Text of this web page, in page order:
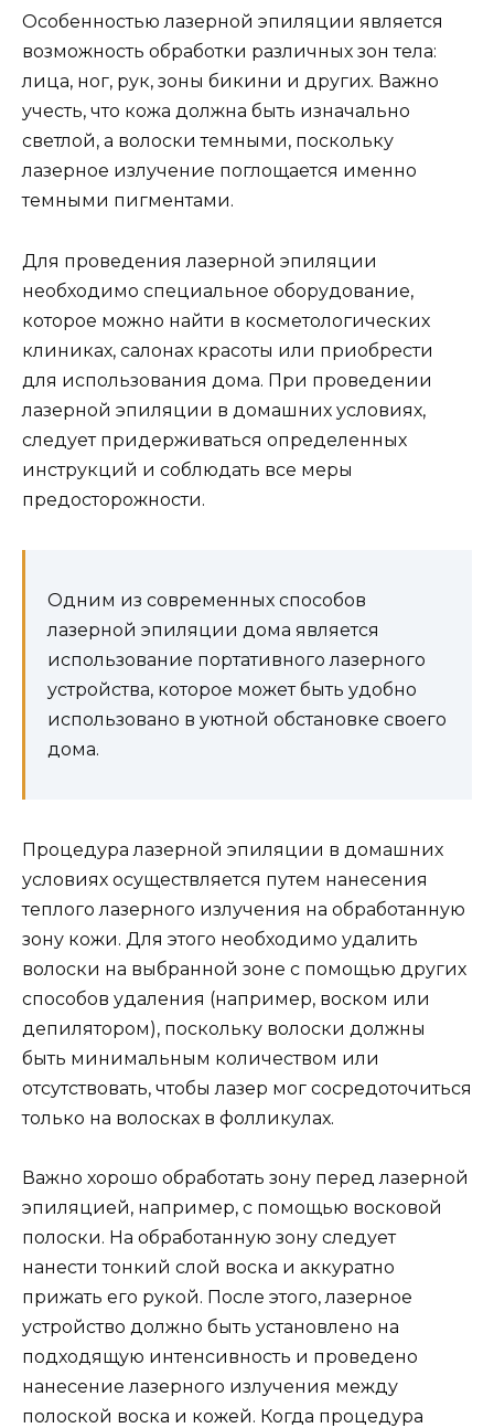
Особенностью лазерной эпиляции является
возможность обработки различных зон тела:
лица, ног, рук, зоны бикини и других. Важно
учесть, что кожа должна быть изначально
светлой, а волоски темными, поскольку
лазерное излучение поглощается именно
темными пигментами.
Для проведения лазерной эпиляции
необходимо специальное оборудование,
которое можно найти в косметологических
клиниках, салонах красоты или приобрести
для использования дома. При проведении
лазерной эпиляции в домашних условиях,
следует придерживаться определенных
инструкций и соблюдать все меры
предосторожности.
Одним из современных способов
лазерной эпиляции дома является
использование портативного лазерного
устройства, которое может быть удобно
использовано в уютной обстановке своего
дома.
Процедура лазерной эпиляции в домашних
условиях осуществляется путем нанесения
теплого лазерного излучения на обработанную
зону кожи. Для этого необходимо удалить
волоски на выбранной зоне с помощью других
способов удаления (например, воском или
депилятором), поскольку волоски должны
быть минимальным количеством или
отсутствовать, чтобы лазер мог сосредоточиться
только на волосках в фолликулах.
Важно хорошо обработать зону перед лазерной
эпиляцией, например, с помощью восковой
полоски. На обработанную зону следует
нанести тонкий слой воска и аккуратно
прижать его рукой. После этого, лазерное
устройство должно быть установлено на
подходящую интенсивность и проведено
нанесение лазерного излучения между
полоской воска и кожей. Когда процедура